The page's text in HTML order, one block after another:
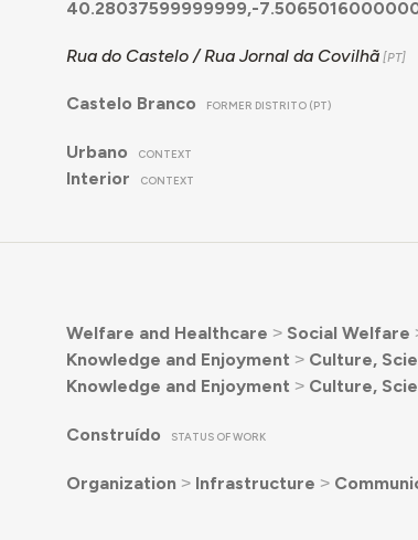
40.28037599999999,-
Rua do Castelo / Rua Jornal da Covilhã
Castelo Branco FORMER DISTRITO (PT)
Urbano CONTEXT
Interior CONTEXT
Welfare and Healthcare ˃ Social Welfare
Knowledge and Enjoyment ˃ Culture,
Knowledge and Enjoyment ˃ Culture,
Construído STATUS OF WORK
Organization ˃ Infrastructure ˃